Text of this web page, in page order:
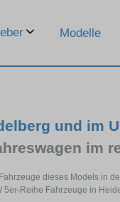
Modelle
und im
im
dieses Models in
Reihe Fahrzeuge in